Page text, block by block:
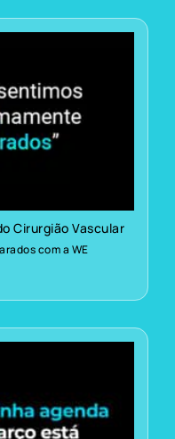
Cirurgião Vascular
com a WE